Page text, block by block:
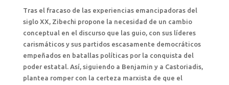
Tras el fracaso de las experiencias emancipadoras del
siglo XX, Zibechi propone la necesidad de un cambio
conceptual en el discurso que las guio, con sus líderes
carismáticos y sus partidos escasamente democráticos
empeñados en batallas políticas por la conquista del
poder estatal. Así, siguiendo a Benjamin y a Castoriadis,
plantea romper con la certeza marxista de que el